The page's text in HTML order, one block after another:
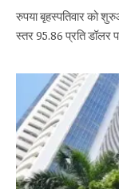
रुपया बृहस्पतिवार को
स्तर 95.86 प्रति डॉलर